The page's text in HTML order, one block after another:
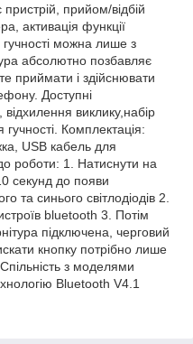
прийом/відбій
активація функції
можна лише з
абсолютно позбавляє
приймати і здійснювати
Доступні
виклику,набір
Комплектація:
USB кабель для
роботи: 1. Натиснути на
секунд до появи
та синього світлодіодів 2.
bluetooth 3. Потім
підключена, черговий
кнопку потрібно лише
з моделями
Bluetooth V4.1